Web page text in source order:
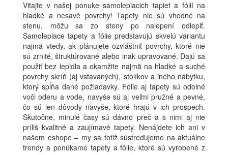
Vitajte v našej ponuke samolepiacich tapiet a fólií na
hladké a nesavé povrchy! Tapety nie sú vhodné na
stenu, môžu sa zo steny po nalepení odlepiť.
Samolepiace tapety a fólie predstavujú skvelú variantu
najmä vtedy, ak plánujete ozvláštniť povrchy, ktoré nie
sú zrnité, štruktúrované alebo inak upravované. Dajú sa
použiť bez lepidla a okamžite najmä na hladké a suché
povrchy skríň (aj vstavaných), stolíkov a iného nábytku,
ktorý spĺňa dané požiadavky. Fólie aj tapety sú odolné
voči oderu a vode, navyše sú aj veľmi pružné a pevné,
čo sú len dôvody navyše, ktoré hrajú v ich prospech.
Skutočne, minulé časy sú dávno preč a s nimi aj nie
príliš kvalitné a zaujímavé tapety. Nenájdete ich ani v
našom eshope – my sa totiž sústreďujeme na aktuálne
trendy a ponúkame tapety a fólie, ktoré sú vyrobené z